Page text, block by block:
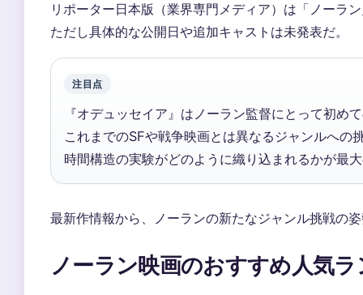
リポーター日本版（業界専門メディア）は「ノーラ
ただし具体的な公開日や追加キャストは未発表だ。
注目点
『オデュッセイア』はノーラン監督にとって初め
これまでのSFや戦争映画とは異なるジャンルへの
時間構造の実験がどのように織り込まれるかが最
最新作情報から、ノーランの新たなジャンル挑戦の
ノーラン映画のおすすめ人気